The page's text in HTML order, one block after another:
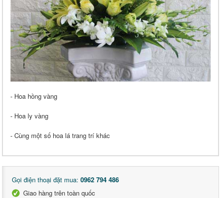
- Hoa hồng vàng
- Hoa ly vàng
- Cùng một số hoa lá trang trí khác
Gọi điện thoại đặt mua: 0962 794 486
Giao hàng trên toàn quốc